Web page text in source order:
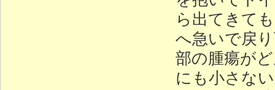
ら出てきて
へ急いで戻
部の腫瘍が
にも小さな